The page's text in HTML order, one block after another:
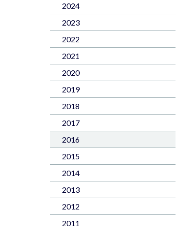
2024
2023
2022
2021
2020
2019
2018
2017
2016
2015
2014
2013
2012
2011